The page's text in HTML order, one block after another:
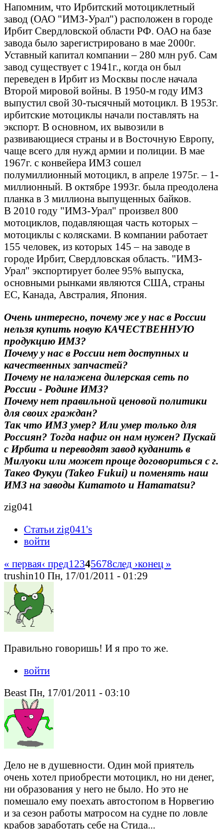
Напомним, что Ирбитский мотоциклетный
завод (ОАО "ИМЗ-Урал") расположен в городе
Ирбит Свердловской области РФ. ОАО на базе
завода было зарегистрировано в мае 2000г.
Уставный капитал компании – 280 млн руб. Сам
завод существует с 1941г., когда он был
переведен в Ирбит из Москвы после начала
Второй мировой войны. В 1950-м году ИМЗ
выпустил свой 30-тысячный мотоцикл. В 1953г.
ирбитские мотоциклы начали поставлять на
экспорт. В основном, их вывозили в
развивающиеся страны и в Восточную Европу,
чаще всего для нужд армии и полиции. В мае
1967г. с конвейера ИМЗ сошел
полумиллионный мотоцикл, в апреле 1975г. – 1-
миллионный. В октябре 1993г. была преодолена
планка в 3 миллиона выпущенных байков.
В 2010 году "ИМЗ-Урал" произвел 800
мотоциклов, подавляющая часть которых –
мотоциклы с колясками. В компании работает
155 человек, из которых 145 – на заводе в
городе Ирбит, Свердловская область. "ИМЗ-
Урал" экспортирует более 95% выпуска,
основными рынками являются США, страны
ЕС, Канада, Австралия, Япония.
Очень интересно, почему же у нас в России
нельзя купить новую КАЧЕСТВЕННУЮ
продукцию ИМЗ?
Почему у нас в России нет доступных и
качественных запчастей?
Почему не налажена дилерская сеть по
России - Родине ИМЗ?
Почему нет правильной ценовой политики
для своих граждан?
Так что ИМЗ умер? Или умер только для
Россиян? Тогда нафиг он нам нужен? Пускай
с Ирбита и переводят завод куданить в
Милуоки или может проще договориться с г.
Такео Фукуи (Takeo Fukui) и поменять наш
ИМЗ на заводы Kumamoto и Hamamatsu?
zig041
Статьи zig041's
войти
« первая‹ пред1 2345678след ›конец »
trushin10 Пн, 17/01/2011 - 01:29
Правильно говоришь! И я про то же.
войти
Beast Пн, 17/01/2011 - 03:10
Дело не в душевности. Один мой приятель
очень хотел приобрести мотоцикл, но ни денег,
ни образования у него не было. Но это не
помешало ему поехать автостопом в Норвегию
и за сезон работы матросом на судне по ловле
крабов заработать себе на Стида...